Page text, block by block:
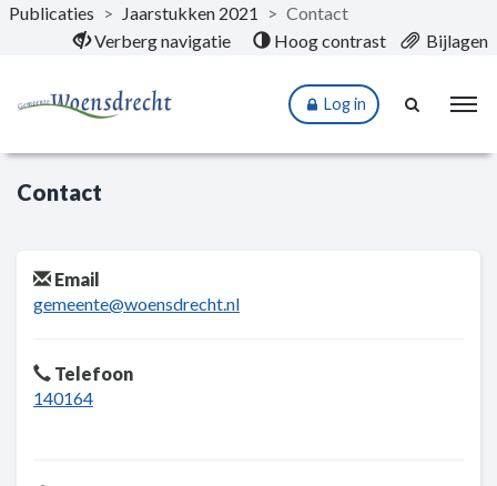
Naar hoofdinhoud
Publicaties > Jaarstukken 2021 > Contact
Verberg navigatie
Hoog contrast Bijlagen
Log in
Contact
Email
gemeente@woensdrecht.nl
Telefoon
140164